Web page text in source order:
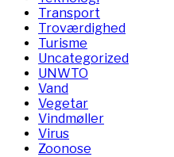
Transport
Troværdighed
Turisme
Uncategorized
UNWTO
Vand
Vegetar
Vindmøller
Virus
Zoonose